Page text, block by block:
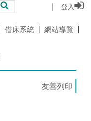
搜尋 登入
借床系統 網站導覽